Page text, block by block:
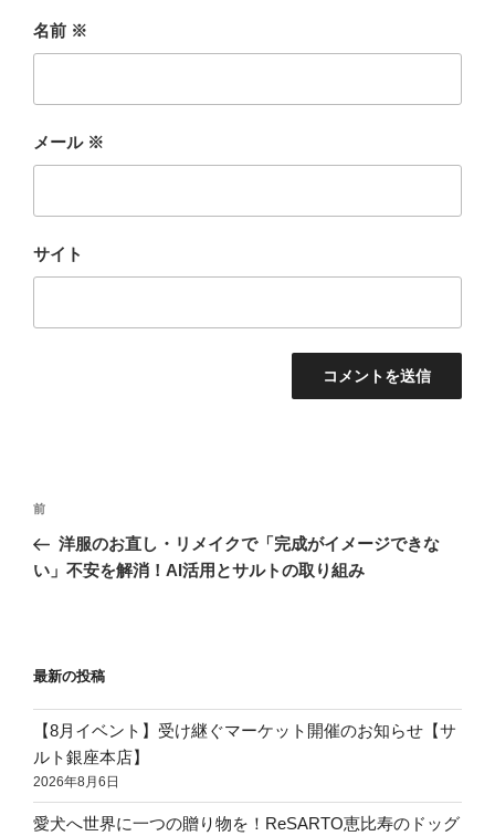
名前 ※
メール ※
サイト
前
洋服のお直し・リメイクで「完成がイメージできな
い」不安を解消！AI活用とサルトの取り組み
最新の投稿
【8月イベント】受け継ぐマーケット開催のお知らせ【サ
ルト銀座本店】
2026年8月6日
愛犬へ世界に一つの贈り物を！ReSARTO恵比寿のドッグ